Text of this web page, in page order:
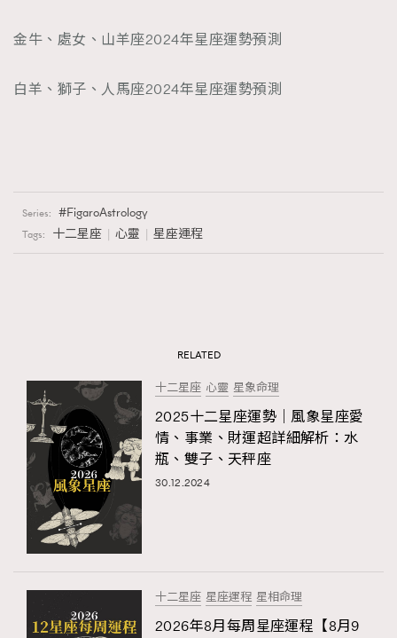
金牛、處女、山羊座2024年星座運勢預測
白羊、獅子、人馬座2024年星座運勢預測
Series: FigaroAstrology
Tags: 十二星座 心靈 星座運程
RELATED
十二星座 心靈 星象命理
2025十二星座運勢｜風象星座愛
情、事業、財運超詳細解析：水
瓶、雙子、天秤座
30.12.2024
十二星座 星座運程 星相命理
2026年8月每周星座運程【8月9